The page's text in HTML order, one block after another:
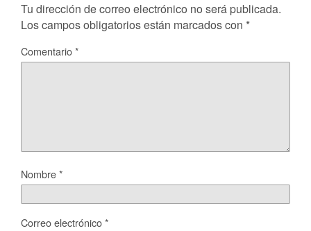
Tu dirección de correo electrónico no será publicada.
Los campos obligatorios están marcados con *
Comentario*
Nombre*
Correo electrónico*